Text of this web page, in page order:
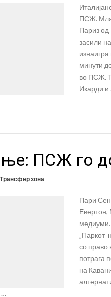
ПСЖ.
Париз од
засили
минути
во ПСЖ.
Икарди и
ПСЖ го
Трансфер зона
Пари
Евертон,
медиуми.
„Паркот
со право
потрага
на
…